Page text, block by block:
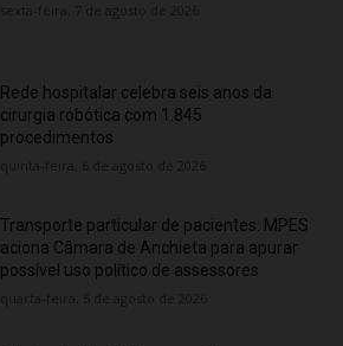
Rede hospitalar celebra seis anos da
cirurgia robótica com 1.845
procedimentos
Transporte particular de pacientes: MPES
aciona Câmara de Anchieta para apurar
possível uso político de assessores